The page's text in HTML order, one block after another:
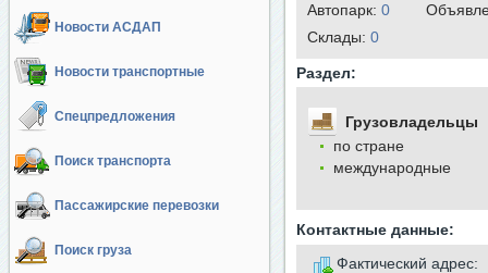
Новости АСДАП
Новости транспортные
Спецпредложения
Поиск транспорта
Пассажирские перевозки
Поиск груза
Автопарк: 0
Cклады: 0
Раздел:
Грузовладельцы
по стране
международные
Контактные данные:
Фактический адрес: